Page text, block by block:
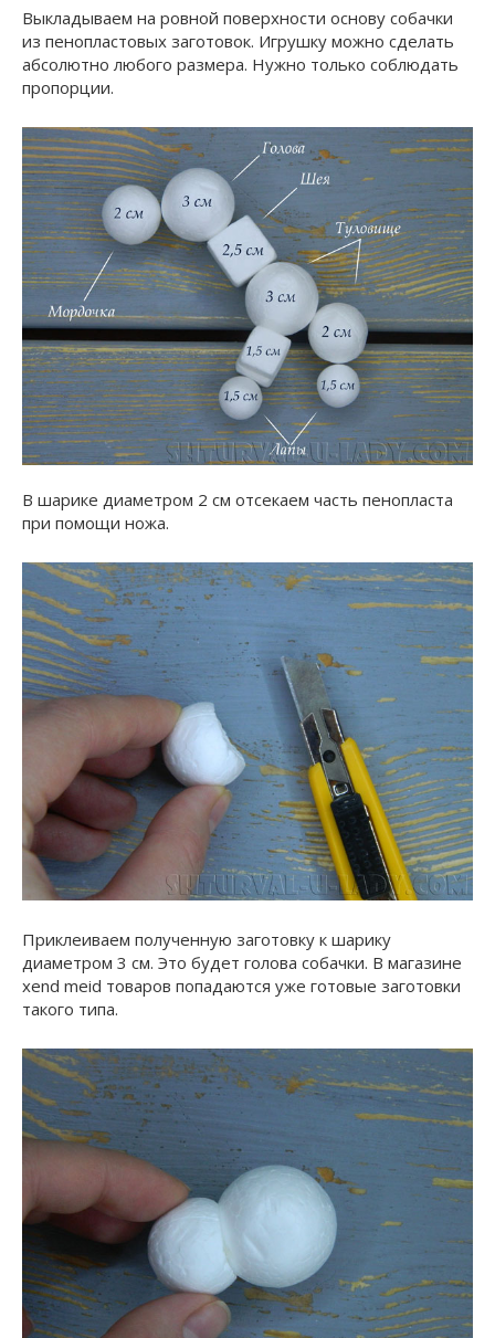
Выкладываем на ровной поверхности основу собачки
из пенопластовых заготовок. Игрушку можно сделать
абсолютно любого размера. Нужно только соблюдать
пропорции.
В шарике диаметром 2 см отсекаем часть пенопласта
при помощи ножа.
Приклеиваем полученную заготовку к шарику
диаметром 3 см. Это будет голова собачки. В магазине
xend meid товаров попадаются уже готовые заготовки
такого типа.